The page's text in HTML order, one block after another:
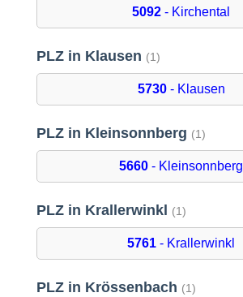
5092 - Kirchental
PLZ in Klausen (1)
5730- Klausen
PLZ in Kleinsonnberg (1)
5660 - Kleinsonnberg
PLZ in Krallerwinkl (1)
5761 - Krallerwinkl
PLZ in Krössenbach (1)